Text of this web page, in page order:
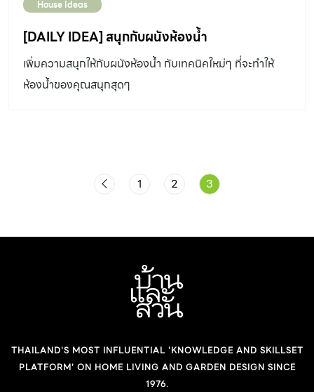
House Ideas
[DAILY IDEA] สนุกกับผนังห้องน้ำ
เพิ่มความสนุกให้กับผนังห้องน้ำ กับเทคนิคใหม่ๆ ที่จะทำให้
ห้องน้ำของคุณสนุกสุดๆ
1 2 3
THAILAND'S MOST INFLUENTIAL 'KNOWLEDGE AND SKILLSET
PLATFORM' ON HOME LIVING AND GARDEN DESIGN SINCE
1976.